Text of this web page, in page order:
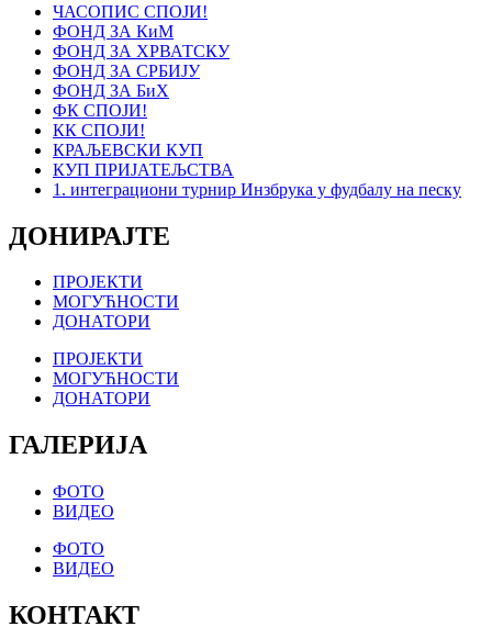
ЧАСОПИС СПОЈИ!
ФОНД ЗА КиМ
ФОНД ЗА ХРВАТСКУ
ФОНД ЗА СРБИЈУ
ФОНД ЗА БиХ
ФК СПОЈИ!
КК СПОЈИ!
КРАЉЕВСКИ КУП
КУП ПРИЈАТЕЉСТВА
1. интеграциони турнир Инзбрука у фудбалу на песку
ДОНИРАЈТЕ
ПРОЈЕКТИ
МОГУЋНОСТИ
ДОНАТОРИ
ПРОЈЕКТИ
МОГУЋНОСТИ
ДОНАТОРИ
ГАЛЕРИЈА
ФОТО
ВИДЕО
ФОТО
ВИДЕО
КОНТАКТ